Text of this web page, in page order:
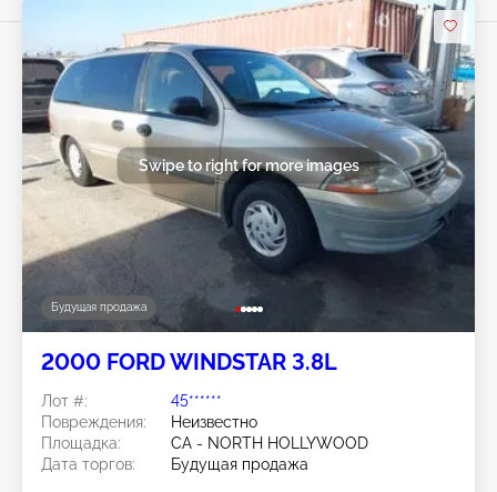
Будущая продажа
Swipe to right for more images
2000 FORD WINDSTAR 3.8L
Лот #:
45******
Повреждения:
Неизвестно
Площадка:
CA - NORTH HOLLYWOOD
Дата торгов:
Будущая продажа